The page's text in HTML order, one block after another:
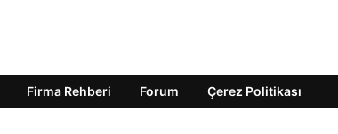
Firma Rehberi Forum Çerez Politikası